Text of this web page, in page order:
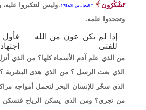
تَشْكُرُون
َ النحل: من الآية78 .وليس لتتكبروا
وتجحدوا علمه.
إذا لم يكن عون من الله
للفتى
من الذي علم آدم الأسماء كلها؟ من الذي
الذي بعث الرسل ؟ من الذي هدى البشرية
الذي سخّر للإنسان البحر لتحمل أمواجه
من تجري؟ ومن الذي يسكن الرياح فتسكن